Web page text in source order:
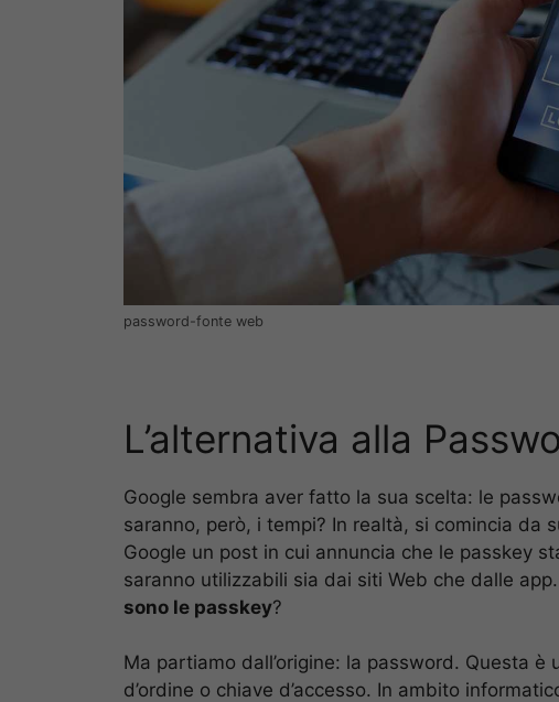
password-fonte web
L’alternativa alla
Google sembra aver fatto la sua scelta: le
saranno, però, i tempi? In realtà, si comincia da
Google un post in cui annuncia che le passkey
saranno utilizzabili sia dai siti Web che dalle
sono le passkey?
Ma partiamo dall’origine: la password. Questa è
d’ordine o chiave d’accesso. In ambito